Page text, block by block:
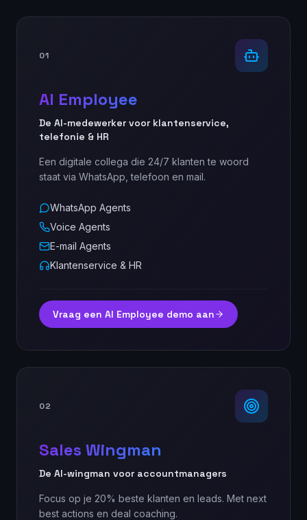
01
AI Employee
De AI-medewerker voor klantenservice,
telefonie & HR
Een digitale collega die 24/7 klanten te woord
staat via WhatsApp, telefoon en mail.
WhatsApp Agents
Voice Agents
E-mail Agents
Klantenservice & HR
Vraag een AI Employee demo aan
02
Sales Wingman
De AI-wingman voor accountmanagers
Focus op je 20% beste klanten en leads. Met next
best actions en deal coaching.